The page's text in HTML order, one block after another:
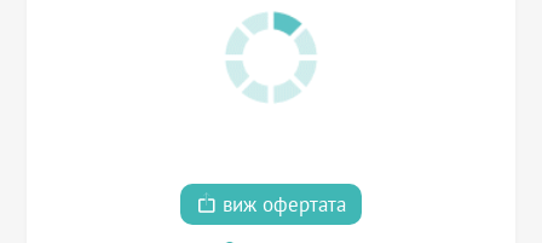
виж офертата